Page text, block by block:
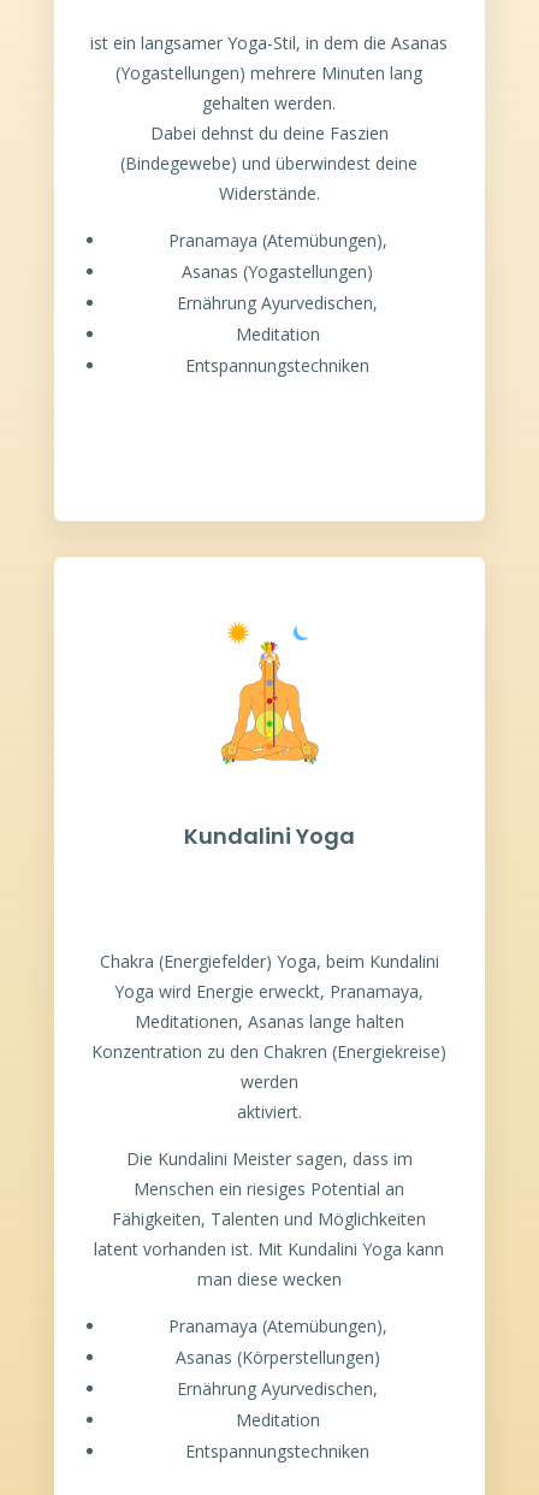
ist ein langsamer Yoga-Stil, in dem die Asanas
(Yogastellungen) mehrere Minuten lang
gehalten werden.
Dabei dehnst du deine Faszien
(Bindegewebe) und überwindest deine
Widerstände.
Pranamaya (Atemübungen),
Asanas (Yogastellungen)
Ernährung Ayurvedischen,
Meditation
Entspannungstechniken
Kundalini Yoga
Chakra (Energiefelder) Yoga, beim Kundalini
Yoga wird Energie erweckt, Pranamaya,
Meditationen, Asanas lange halten
Konzentration zu den Chakren (Energiekreise)
werden
aktiviert.
Die Kundalini Meister sagen, dass im
Menschen ein riesiges Potential an
Fähigkeiten, Talenten und Möglichkeiten
latent vorhanden ist. Mit Kundalini Yoga kann
man diese wecken
Pranamaya (Atemübungen),
Asanas (Körperstellungen)
Ernährung Ayurvedischen,
Meditation
Entspannungstechniken